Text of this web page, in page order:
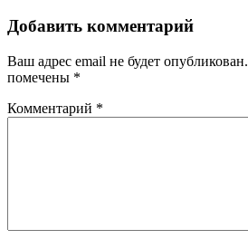
Добавить комментарий
Ваш адрес email не будет опубликован.
помечены *
Комментарий *